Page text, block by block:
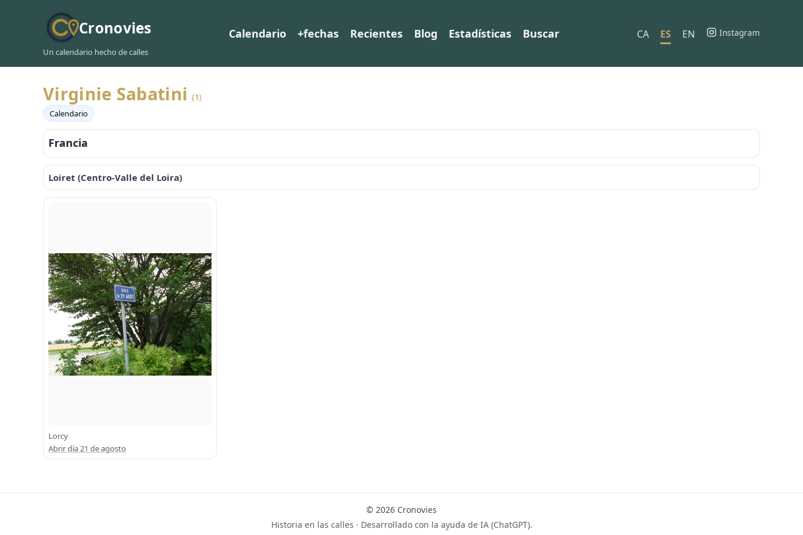
Cronovies
Un calendario hecho de calles
Calendario +fechas Recientes Blog Estadísticas Buscar CA ES EN Instagram
Virginie Sabatini(1)
Calendario
Francia
Loiret (Centro-Valle del Loira)
Lorcy
Abrir día 21 de agosto
© 2026 Cronovies
Historia en las calles · Desarrollado con la ayuda de IA (ChatGPT).